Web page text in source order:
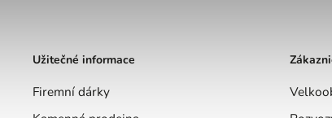
Užitečné informace
Firemní dárky